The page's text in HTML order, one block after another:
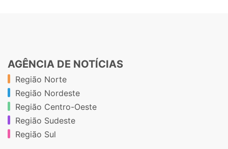
AGÊNCIA DE NOTÍCIAS
Região Norte
Região Nordeste
Região Centro-Oeste
Região Sudeste
Região Sul